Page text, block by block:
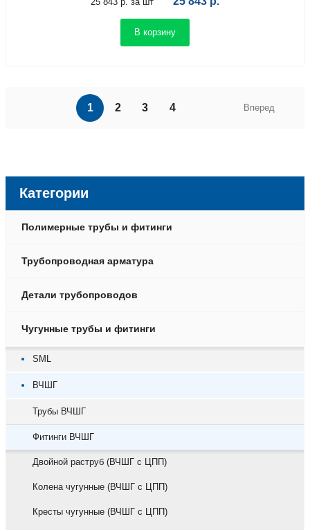
В корзину
1 2 3 4 Вперед
Категории
Полимерные трубы и фитинги
Трубопроводная арматура
Детали трубопроводов
Чугунные трубы и фитинги
SML
ВЧШГ
Трубы ВЧШГ
Фитинги ВЧШГ
Двойной раструб (ВЧШГ с ЦПП)
Колена чугунные (ВЧШГ с ЦПП)
Кресты чугунные (ВЧШГ с ЦПП)